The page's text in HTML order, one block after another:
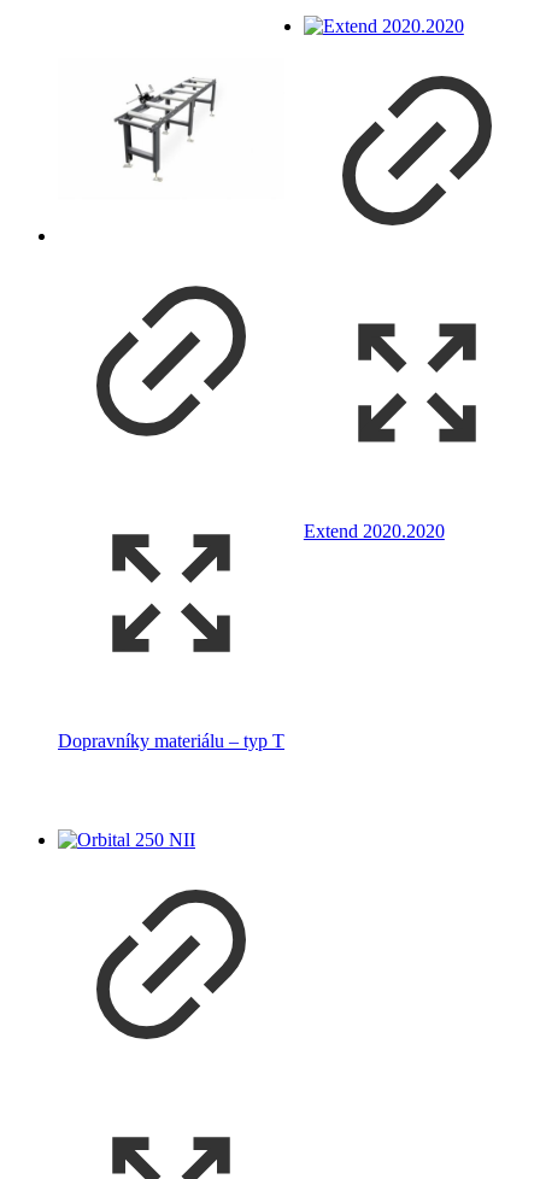
Dopravníky materiálu – typ T
Extend 2020.2020